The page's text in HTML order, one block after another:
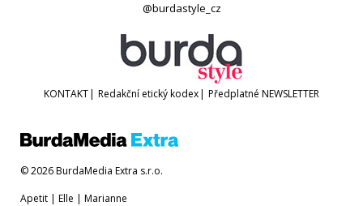
@burdastyle_cz
KONTAKT| Redakční etický kodex| Předplatné NEWSLETTER
© 2026 BurdaMedia Extra s.r.o.
Apetit | Elle | Marianne